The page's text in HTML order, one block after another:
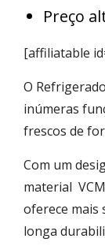
Preço
[affiliatable
O
inúmeras
frescos de
Com um
material
oferece mais
longa